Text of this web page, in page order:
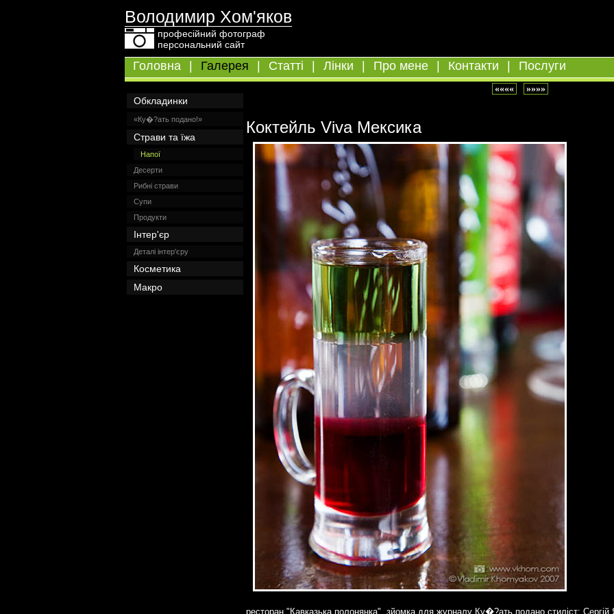
Володимир Хом'яков
професійний фотограф
персональний сайт
Головна Галерея Статті Лінки Про мене Контакти Послуги
Обкладинки
«Ку�?ать подано!»
Страви та їжа
Напої
Десерти
Рибні страви
Супи
Продукти
Інтер'єр
Деталі інтер'єру
Косметика
Макро
«««« »»»»
Коктейль Viva Мексика
ресторан "Кавказька полонянка", зйомка для журналу Ку�?ать подано стиліст: Сергій